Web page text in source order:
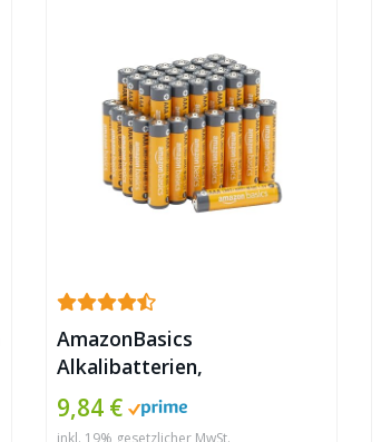
AmazonBasics
Alkalibatterien,
leistungsstark, AAA, 36
Stück ✪
9,84 €
inkl. 19% gesetzlicher MwSt.